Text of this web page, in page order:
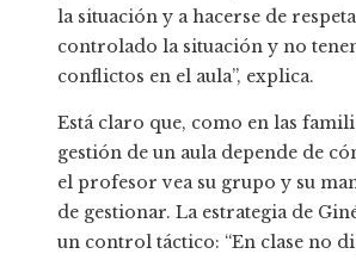
la situación y a hacerse de
controlado la situación y no
conflictos en el aula”, explica.
Está claro que, como en las
gestión de un aula depende de
el profesor vea su grupo y su
de gestionar. La estrategia de
un control táctico: “En clase no